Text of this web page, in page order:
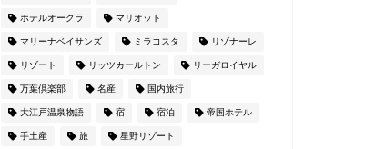
ホテルオークラ マリオット
マリーナベイサンズ ミラコスタ リゾナーレ
リゾート リッツカールトン リーガロイヤル
万葉倶楽部 名産 国内旅行
大江戸温泉物語 宿 宿泊 帝国ホテル
手土産 旅 星野リゾート